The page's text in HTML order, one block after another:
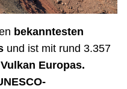
bekanntesten
und ist mit rund 3.357
Europas.